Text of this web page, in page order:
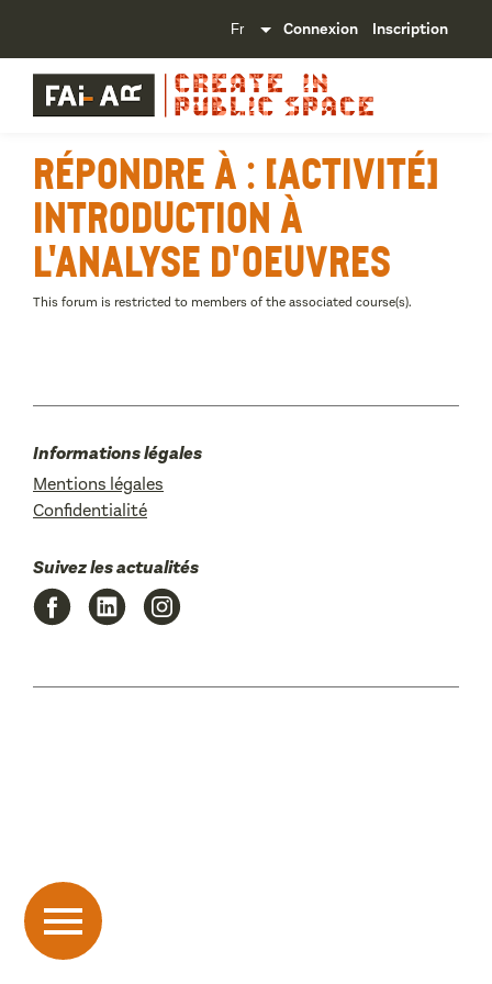
Connexion Inscription
Répondre à : [Activité]
Introduction à
l'analyse d'oeuvres
This forum is restricted to members of the associated course(s).
Informations légales
Mentions légales
Confidentialité
Suivez les actualités